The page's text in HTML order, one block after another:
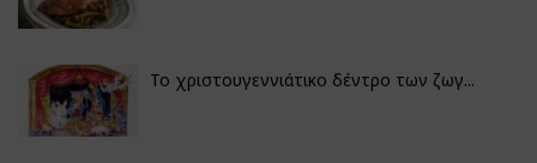
Το χριστουγεννιάτικο δέντρο των ζωγ...